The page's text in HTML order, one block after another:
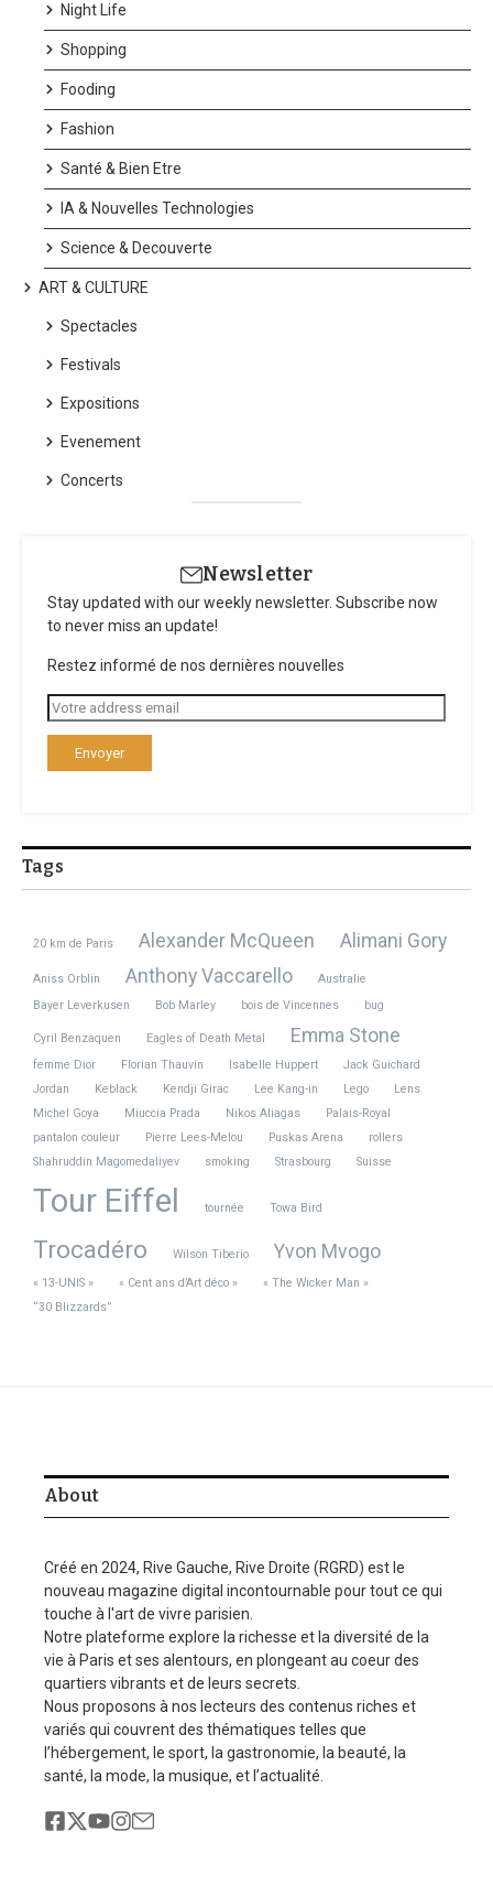
Night Life
Shopping
Fooding
Fashion
Santé & Bien Etre
IA & Nouvelles Technologies
Science & Decouverte
ART & CULTURE
Spectacles
Festivals
Expositions
Evenement
Concerts
Newsletter
Stay updated with our weekly newsletter. Subscribe now
to never miss an update!
Restez informé de nos dernières nouvelles
Tags
20 km de Paris Alexander McQueen Alimani Gory
Aniss Orblin Anthony Vaccarello
Australie
Bayer Leverkusen
Bob Marley bois de Vincennes bug
Cyril Benzaquen Eagles of Death Metal Emma Stone
femme Dior Florian Thauvin Isabelle Huppert
Jack Guichard
Jordan
Keblack Kendji Girac Lee Kang-in Lego
Lens
Michel Goya
Miuccia Prada Nikos Aliagas
Palais-Royal
pantalon couleur
Pierre Lees-Melou Puskas Arena
rollers
Shahruddin Magomedaliyev
smoking Strasbourg Suisse
Tour Eiffel tournée Towa Bird
Trocadéro Wilson Tiberio Yvon Mvogo
« 13-UNIS » « Cent ans d’Art déco »
« The Wicker Man »
“30 Blizzards”
About
Créé en 2024, Rive Gauche, Rive Droite (RGRD) est le
nouveau magazine digital incontournable pour tout ce qui
touche à l'art de vivre parisien.
Notre plateforme explore la richesse et la diversité de la
vie à Paris et ses alentours, en plongeant au coeur des
quartiers vibrants et de leurs secrets.
Nous proposons à nos lecteurs des contenus riches et
variés qui couvrent des thématiques telles que
l’hébergement, le sport, la gastronomie, la beauté, la
santé, la mode, la musique, et l’actualité.